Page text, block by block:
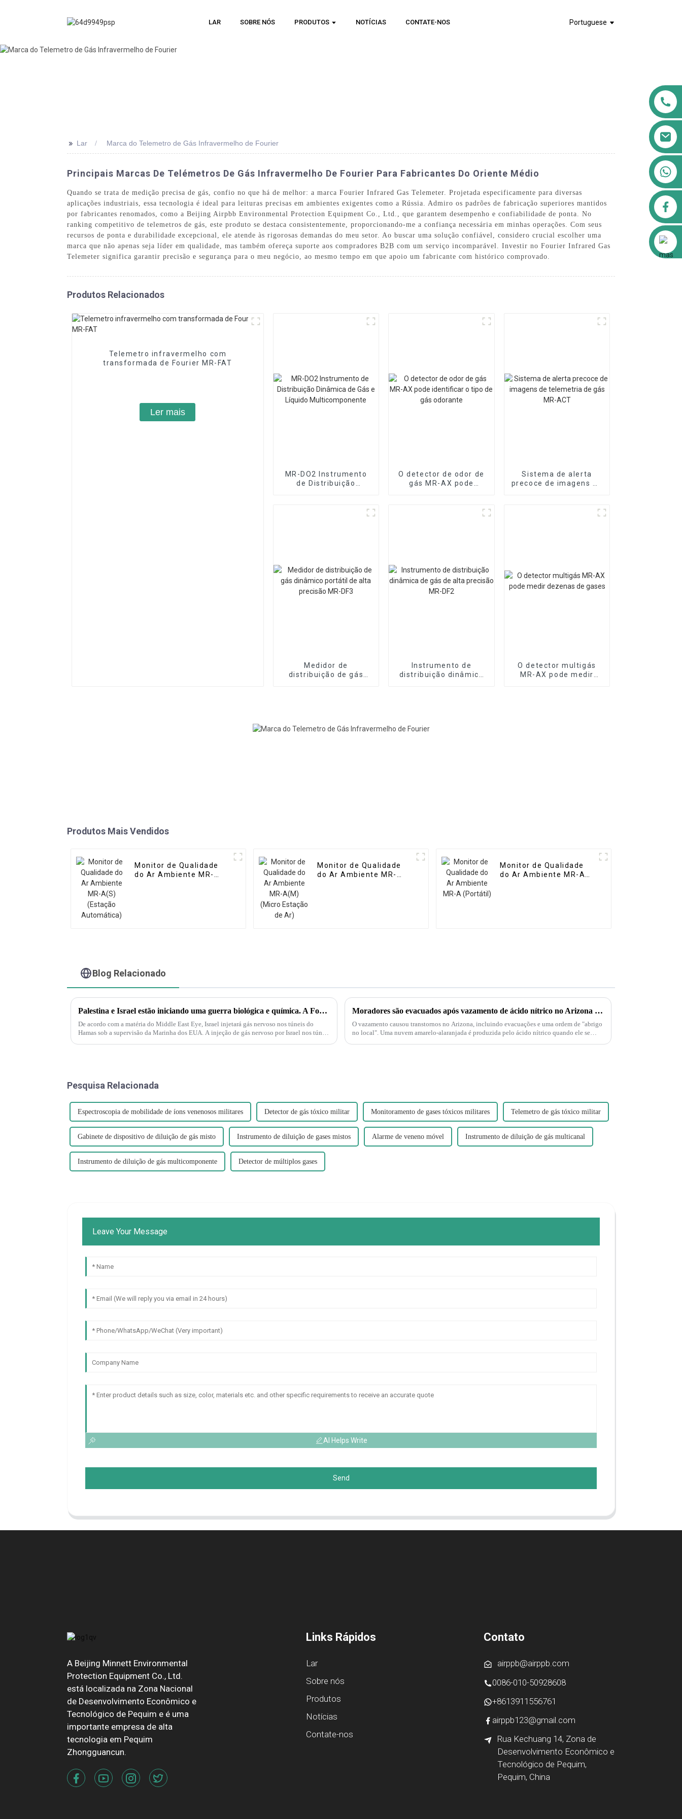
LAR SOBRE NÓS PRODUTOS NOTÍCIAS CONTATE-NOS Portuguese
airppb123@gmail.com
>> Lar Marca do Telemetro de Gás Infravermelho de Fourier
Principais Marcas De Telémetros De Gás Infravermelho De Fourier Para Fabricantes Do Oriente Médio
Quando se trata de medição precisa de gás, confio no que há de melhor: a marca Fourier Infrared Gas Telemeter. Projetada especificamente para diversas
aplicações industriais, essa tecnologia é ideal para leituras precisas em ambientes exigentes como a Rússia. Admiro os padrões de fabricação superiores mantidos
por fabricantes renomados, como a Beijing Airpbb Environmental Protection Equipment Co., Ltd., que garantem desempenho e confiabilidade de ponta. No
ranking competitivo de telemetros de gás, este produto se destaca consistentemente, proporcionando-me a confiança necessária em minhas operações. Com seus
recursos de ponta e durabilidade excepcional, ele atende às rigorosas demandas do meu setor. Ao buscar uma solução confiável, considero crucial escolher uma
marca que não apenas seja líder em qualidade, mas também ofereça suporte aos compradores B2B com um serviço incomparável. Investir no Fourier Infrared Gas
Telemeter significa garantir precisão e segurança para o meu negócio, ao mesmo tempo em que apoio um fabricante com histórico comprovado.
Produtos Relacionados
Telemetro infravermelho com
transformada de Fourier MR-FAT
Ler mais
MR-DO2 Instrumento
de Distribuição
O detector de odor de
gás MR-AX pode
Sistema de alerta
precoce de imagens de
Medidor de
distribuição de gás
Instrumento de
distribuição dinâmica
O detector multigás
MR-AX pode medir
Produtos Mais Vendidos
Monitor de Qualidade
do Ar Ambiente MR-
Monitor de Qualidade
do Ar Ambiente MR-
Monitor de Qualidade
do Ar Ambiente MR-A
Blog Relacionado
Palestina e Israel estão iniciando uma guerra biológica e química. A Força Delta aparece e injeta gás nervoso em túneis subterrâneos em Gaza!
De acordo com a matéria do Middle East Eye, Israel injetará gás nervoso nos túneis do
Hamas sob a supervisão da Marinha dos EUA. A injeção de gás nervoso por Israel nos túneis
Moradores são evacuados após vazamento de ácido nítrico no Arizona – Mas o que é esse ácido?
O vazamento causou transtornos no Arizona, incluindo evacuações e uma ordem de "abrigo
no local". Uma nuvem amarelo-alaranjada é produzida pelo ácido nítrico quando ele se
Pesquisa Relacionada
Espectroscopia de mobilidade de íons venenosos militares Detector de gás tóxico militar Monitoramento de gases tóxicos militares Telemetro de gás tóxico militar
Gabinete de dispositivo de diluição de gás misto Instrumento de diluição de gases mistos Alarme de veneno móvel Instrumento de diluição de gás multicanal
Instrumento de diluição de gás multicomponente Detector de múltiplos gases
Leave Your Message
AI Helps Write
Send
A Beijing Minnett Environmental
Protection Equipment Co., Ltd.
está localizada na Zona Nacional
de Desenvolvimento Econômico e
Tecnológico de Pequim e é uma
importante empresa de alta
tecnologia em Pequim
Zhongguancun.
Links Rápidos
Lar
Sobre nós
Produtos
Notícias
Contate-nos
Contato
airppb@airppb.com
0086-010-50928608
+8613911556761
airppb123@gmail.com
Rua Kechuang 14, Zona de
Desenvolvimento Econômico e
Tecnológico de Pequim,
Pequim, China